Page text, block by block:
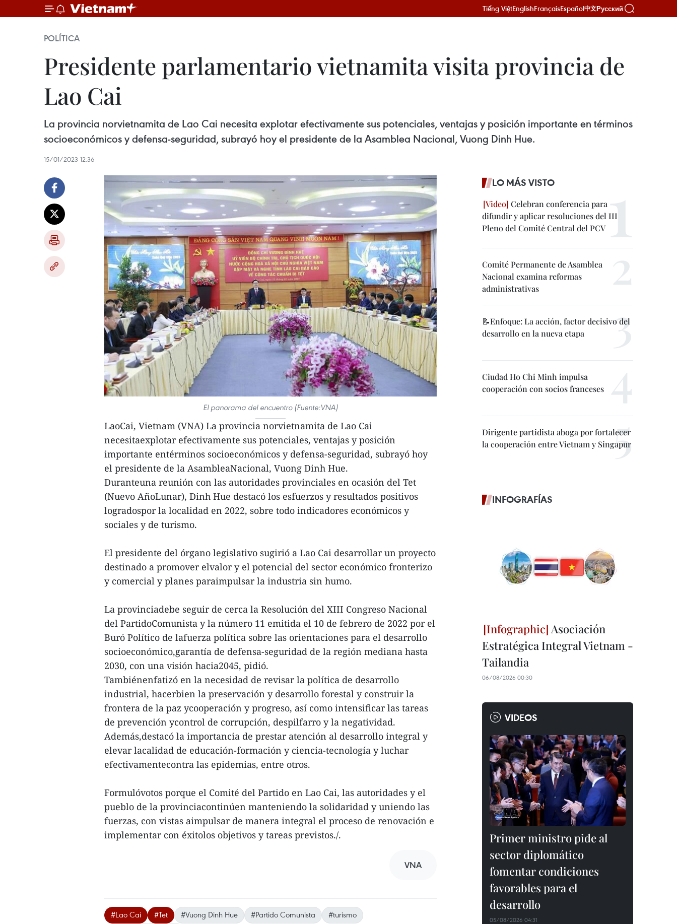
Tiếng ViệtEnglishFrançaisEspañol中文Русский
POLÍTICA
Presidente parlamentario vietnamita visita provincia de
Lao Cai
La provincia norvietnamita de Lao Cai necesita explotar efectivamente sus potenciales, ventajas y posición importante en términos
socioeconómicos y defensa-seguridad, subrayó hoy el presidente de la Asamblea Nacional, Vuong Dinh Hue.
15/01/2023 12:36
El panorama del encuentro (Fuente:VNA)
LaoCai, Vietnam (VNA) La provincia norvietnamita de Lao Cai
necesitaexplotar efectivamente sus potenciales, ventajas y posición
importante entérminos socioeconómicos y defensa-seguridad, subrayó hoy
el presidente de la AsambleaNacional, Vuong Dinh Hue.
Duranteuna reunión con las autoridades provinciales en ocasión del Tet
(Nuevo AñoLunar), Dinh Hue destacó los esfuerzos y resultados positivos
logradospor la localidad en 2022, sobre todo indicadores económicos y
sociales y de turismo.
El presidente del órgano legislativo sugirió a Lao Cai desarrollar un proyecto
destinado a promover elvalor y el potencial del sector económico fronterizo
y comercial y planes paraimpulsar la industria sin humo.
La provinciadebe seguir de cerca la Resolución del XIII Congreso Nacional
del PartidoComunista y la número 11 emitida el 10 de febrero de 2022 por el
Buró Político de lafuerza política sobre las orientaciones para el desarrollo
socioeconómico,garantía de defensa-seguridad de la región mediana hasta
2030, con una visión hacia2045, pidió.
Tambiénenfatizó en la necesidad de revisar la política de desarrollo
industrial, hacerbien la preservación y desarrollo forestal y construir la
frontera de la paz ycooperación y progreso, así como intensificar las tareas
de prevención ycontrol de corrupción, despilfarro y la negatividad.
Además,destacó la importancia de prestar atención al desarrollo integral y
elevar lacalidad de educación-formación y ciencia-tecnología y luchar
efectivamentecontra las epidemias, entre otros.
Formulóvotos porque el Comité del Partido en Lao Cai, las autoridades y el
pueblo de la provinciacontinúen manteniendo la solidaridad y uniendo las
fuerzas, con vistas aimpulsar de manera integral el proceso de renovación e
implementar con éxitolos objetivos y tareas previstos./.
VNA
#Lao Cai #Tet #Vuong Dinh Hue #Partido Comunista
#turismo
LO MÁS VISTO
Celebran conferencia para
difundir y aplicar resoluciones del III
Pleno del Comité Central del PCV
Comité Permanente de Asamblea
Nacional examina reformas
administrativas
📝Enfoque: La acción, factor decisivo del
desarrollo en la nueva etapa
Ciudad Ho Chi Minh impulsa
cooperación con socios franceses
Dirigente partidista aboga por fortalecer
la cooperación entre Vietnam y Singapur
INFOGRAFÍAS
Asociación
Estratégica Integral Vietnam -
Tailandia
06/08/2026 00:30
VIDEOS
Primer ministro pide al
sector diplomático
fomentar condiciones
favorables para el
desarrollo
05/08/2026 04:31